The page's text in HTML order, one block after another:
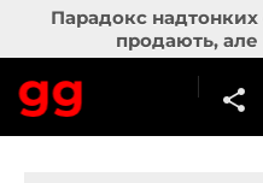
Парадокс надтонких
продають, але